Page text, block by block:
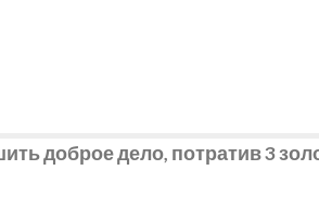
доброе дело, потратив 3